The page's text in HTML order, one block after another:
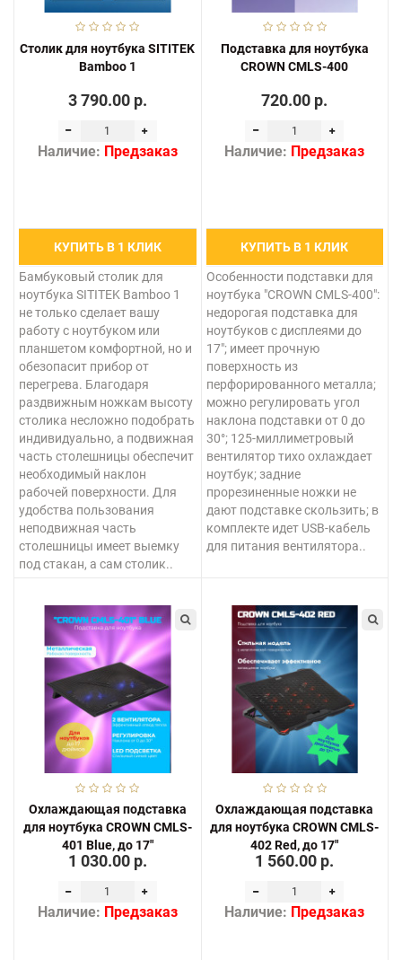
Столик для ноутбука SITITEK
Bamboo 1
3 790.00 р.
Наличие: Предзаказ
КУПИТЬ В 1 КЛИК
Бамбуковый столик для
ноутбука SITITEK Bamboo 1
не только сделает вашу
работу с ноутбуком или
планшетом комфортной, но и
обезопасит прибор от
перегрева. Благодаря
раздвижным ножкам высоту
столика несложно подобрать
индивидуально, а подвижная
часть столешницы обеспечит
необходимый наклон
рабочей поверхности. Для
удобства пользования
неподвижная часть
столешницы имеет выемку
под стакан, а сам столик..
Подставка для ноутбука
CROWN CMLS-400
720.00 р.
Наличие: Предзаказ
КУПИТЬ В 1 КЛИК
Особенности подставки для
ноутбука "CROWN CMLS-400":
недорогая подставка для
ноутбуков с дисплеями до
17"; имеет прочную
поверхность из
перфорированного металла;
можно регулировать угол
наклона подставки от 0 до
30°; 125-миллиметровый
вентилятор тихо охлаждает
ноутбук; задние
прорезиненные ножки не
дают подставке скользить; в
комплекте идет USB-кабель
для питания вентилятора..
Охлаждающая подставка
для ноутбука CROWN CMLS-
401 Blue, до 17"
1 030.00 р.
Наличие: Предзаказ
Охлаждающая подставка
для ноутбука CROWN CMLS-
402 Red, до 17"
1 560.00 р.
Наличие: Предзаказ